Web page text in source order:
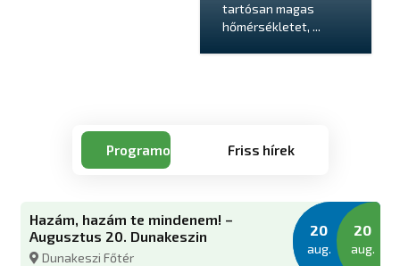
tartósan magas
hőmérsékletet, ...
Programok Friss hírek
Hazám, hazám te mindenem! –
Augusztus 20. Dunakeszin
Dunakeszi Főtér
20
aug.
20
aug.